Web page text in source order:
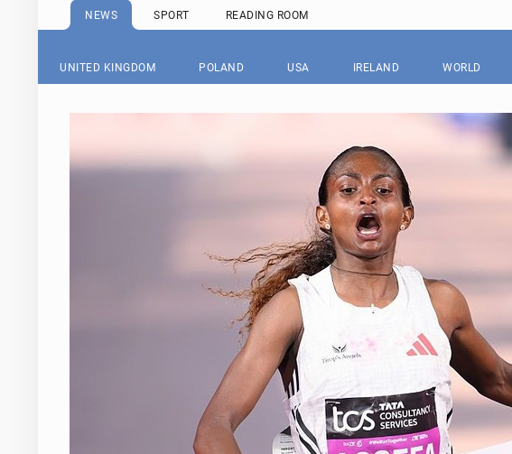
NEWS SPORT READING ROOM
UNITED KINGDOM POLAND USA IRELAND WORLD